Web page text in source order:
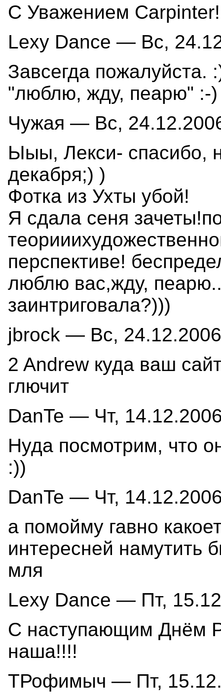
С Уважением
Lexy Dance — Вс,
Завсегда пожалуйста.
"люблю, жду, пеарю" :-
Чужая — Вс,
Ыыы, Лекси- спасибо,
декабря;) )
Фотка из Ухты убой!
Я сдала сеня
перспективе!
люблю вас,жду,
заинтриговала?)))
jbrock — Вс,
2 Andrew куда ваш
глючит
DanTe — Чт,
Нуда посмотрим, что
:))
DanTe — Чт,
а помойму гавно
интересней намутить
мля
Lexy Dance — Пт,
С наступающим Днём
наша!!!!
ТРофимыч — Пт,